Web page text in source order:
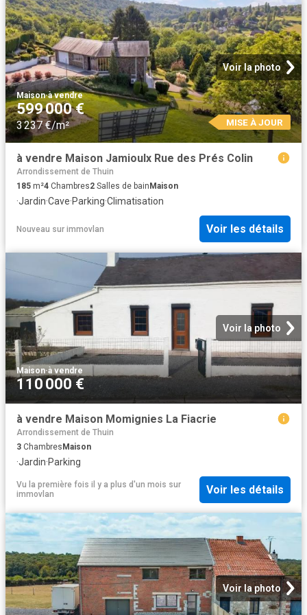
Voir la photo
Maison·à vendre
599 000 €
3 237 €/m² MISE À JOUR
à vendre Maison Jamioulx Rue des Prés Colin
Arrondissement de Thuin
185 m²4 Chambres2 Salles de bain Maison
·Jardin·Cave·Parking·Climatisation
Nouveau sur immovlan Voir les détails
Voir la photo
Maison·à vendre
110 000 €
à vendre Maison Momignies La Fiacrie
Arrondissement de Thuin
3 ChambresMaison
·Jardin·Parking
Vu la première fois il y a plus d'un mois sur
immovlan
Voir les détails
Voir la photo